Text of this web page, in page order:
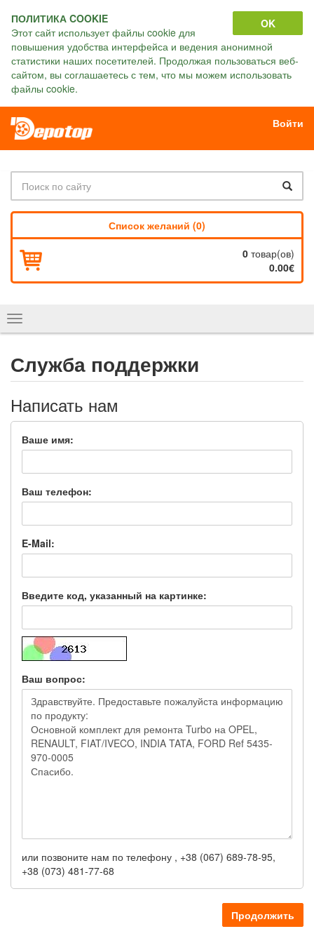
OK
ПОЛИТИКА COOKIE
Этот сайт использует файлы cookie для
повышения удобства интерфейса и ведения анонимной
статистики наших посетителей. Продолжая пользоваться веб-
сайтом, вы соглашаетесь с тем, что мы можем использовать
файлы cookie.
Войти
Список желаний (0)
0 товар(ов)
0.00€
Показать
навигацию
Служба поддержки
Написать нам
Ваше имя:
Ваш телефон:
E-Mail:
Введите код, указанный на картинке:
Ваш вопрос:
или позвоните нам по телефону , +38 (067) 689-78-95,
+38 (073) 481-77-68
Продолжить